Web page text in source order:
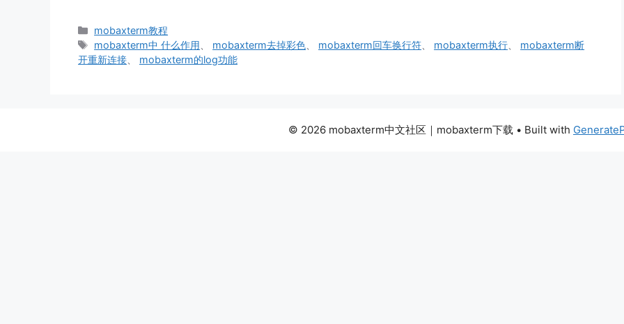
分
类
mobaxterm教程
标
签
mobaxterm中 什么作用 mobaxterm去掉彩色 mobaxterm回车换行符 mobaxterm执行
mobaxterm断
开重新连接
mobaxterm的log功能
© 2026 mobaxterm中文社区｜mobaxterm下载 • Built with